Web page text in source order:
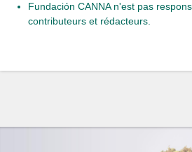
Fundación CANNA n'est pas
contributeurs et rédacteurs.